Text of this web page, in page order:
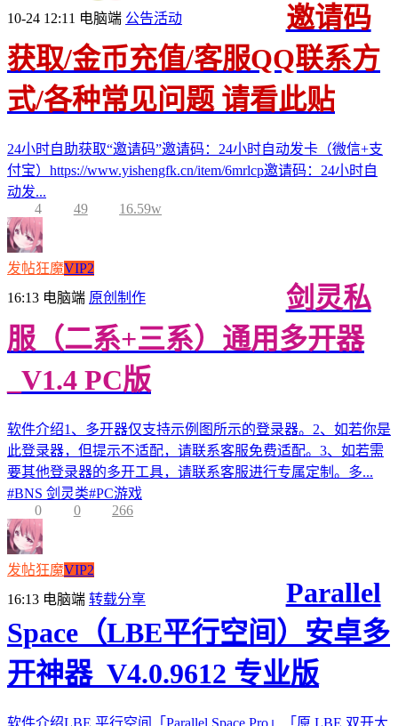
10-24 12:11 电脑端 公告活动
邀请码
获取/金币充值/客服QQ联系方
式/各种常见问题 请看此贴
24小时自助获取“邀请码”邀请码：24小时自动发卡（微信+支
付宝）https://www.yishengfk.cn/item/6mrlcp邀请码：24小时自
动发...
4
49 16.59w
发帖狂魔VIP2
16:13 电脑端 原创制作
剑灵私
服（二系+三系）通用多开器
_V1.4 PC版
软件介绍1、多开器仅支持示例图所示的登录器。2、如若你是
此登录器，但提示不适配，请联系客服免费适配。3、如若需
要其他登录器的多开工具，请联系客服进行专属定制。多...
#BNS 剑灵类#PC游戏
0
0 266
发帖狂魔VIP2
16:13 电脑端 转载分享
Parallel
Space（LBE平行空间）安卓多
开神器_V4.0.9612 专业版
软件介绍LBE 平行空间「Parallel Space Pro」「原 LBE 双开大